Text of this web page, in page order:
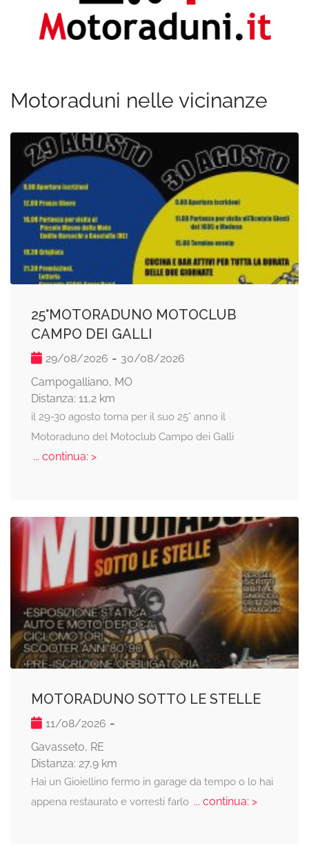
Motoraduni nelle vicinanze
25°MOTORADUNO MOTOCLUB
CAMPO DEI GALLI
29/08/2026 - 30/08/2026
Campogalliano, MO
Distanza: 11,2 km
il 29-30 agosto torna per il suo 25° anno il
Motoraduno del Motoclub Campo dei Galli
... continua: >
MOTORADUNO SOTTO LE STELLE
11/08/2026 -
Gavasseto, RE
Distanza: 27,9 km
Hai un Gioiellino fermo in garage da tempo o lo hai
appena restaurato e vorresti farlo... continua: >